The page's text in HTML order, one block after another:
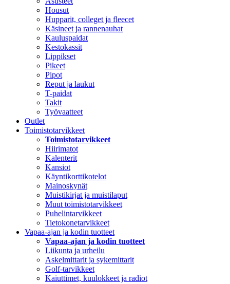
Housut
Hupparit, colleget ja fleecet
Käsineet ja rannenauhat
Kauluspaidat
Kestokassit
Lippikset
Pikeet
Pipot
Reput ja laukut
T-paidat
Takit
Työvaatteet
Outlet
Toimistotarvikkeet
Toimistotarvikkeet
Hiirimatot
Kalenterit
Kansiot
Käyntikorttikotelot
Mainoskynät
Muistikirjat ja muistilaput
Muut toimistotarvikkeet
Puhelintarvikkeet
Tietokonetarvikkeet
Vapaa-ajan ja kodin tuotteet
Vapaa-ajan ja kodin tuotteet
Liikunta ja urheilu
Askelmittarit ja sykemittarit
Golf-tarvikkeet
Kaiuttimet, kuulokkeet ja radiot